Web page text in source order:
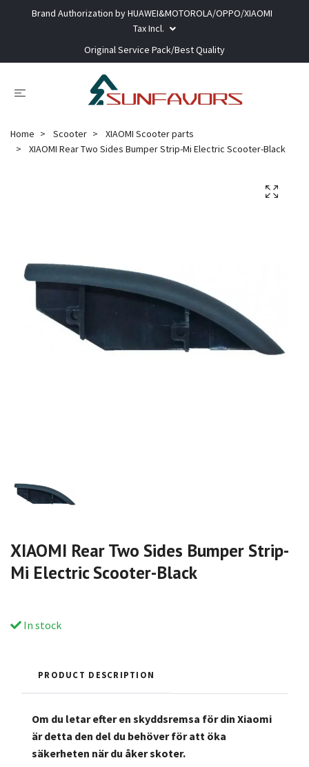
Brand Authorization by HUAWEI&MOTOROLA/OPPO/XIAOMI
Tax Incl.
Original Service Pack/Best Quality
Home Scooter
XIAOMI Scooter parts
XIAOMI Rear Two Sides Bumper Strip-Mi Electric Scooter-Black
XIAOMI Rear Two Sides Bumper Strip-
Mi Electric Scooter-Black
In stock
PRODUCT DESCRIPTION
Om du letar efter en skyddsremsa för din Xiaomi
är detta den del du behöver för att öka
säkerheten när du åker skoter.